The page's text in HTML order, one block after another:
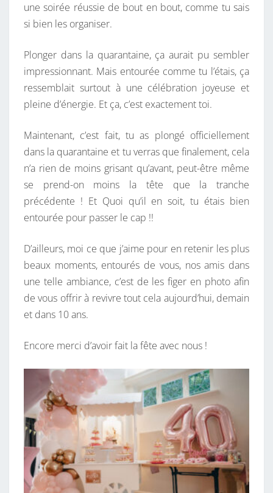
une soirée réussie de bout en bout, comme tu sais
si bien les organiser.
Plonger dans la quarantaine, ça aurait pu sembler
impressionnant. Mais entourée comme tu l’étais, ça
ressemblait surtout à une célébration joyeuse et
pleine d’énergie. Et ça, c’est exactement toi.
Maintenant, c’est fait, tu as plongé officiellement
dans la quarantaine et tu verras que finalement, cela
n’a rien de moins grisant qu’avant, peut-être même
se prend-on moins la tête que la tranche
précédente ! Et Quoi qu’il en soit, tu étais bien
entourée pour passer le cap !!
D’ailleurs, moi ce que j’aime pour en retenir les plus
beaux moments, entourés de vous, nos amis dans
une telle ambiance, c’est de les figer en photo afin
de vous offrir à revivre tout cela aujourd’hui, demain
et dans 10 ans.
Encore merci d’avoir fait la fête avec nous !